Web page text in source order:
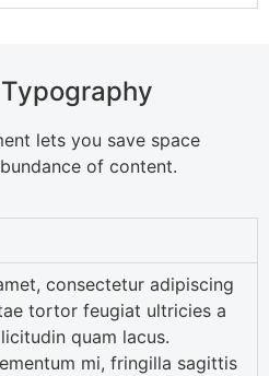
lets you save space
of content.
consectetur adipiscing
tortor feugiat ultricies a
quam lacus.
mi, fringilla sagittis